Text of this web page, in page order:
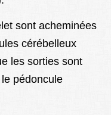
sont acheminées
cérébelleux
les sorties sont
pédoncule